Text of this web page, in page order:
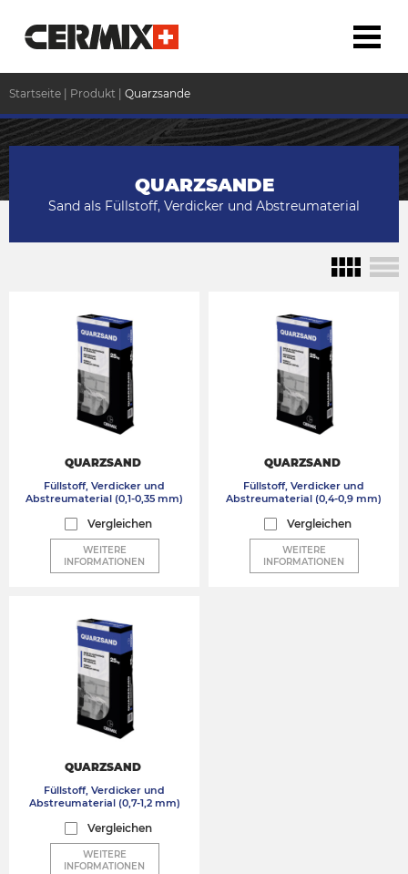
Startseite Produkt Quarzsande
QUARZSANDE
Sand als Füllstoff, Verdicker und Abstreumaterial
QUARZSAND
Füllstoff, Verdicker und
Abstreumaterial (0,1-0,35 mm)
WEITERE
INFORMATIONEN
Vergleichen
QUARZSAND
Füllstoff, Verdicker und
Abstreumaterial (0,4-0,9 mm)
WEITERE
INFORMATIONEN
Vergleichen
QUARZSAND
Füllstoff, Verdicker und
Abstreumaterial (0,7-1,2 mm)
WEITERE
INFORMATIONEN
Vergleichen